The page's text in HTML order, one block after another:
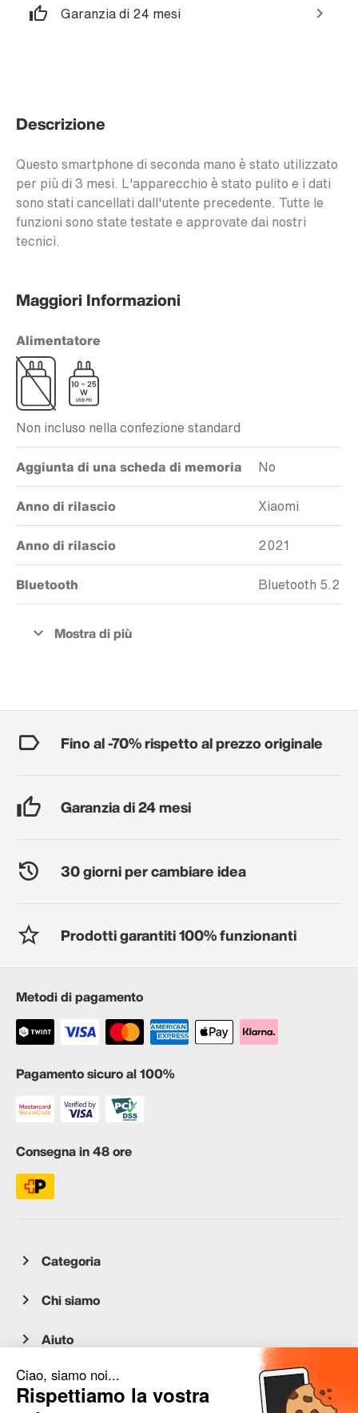
Garanzia di 24 mesi
Descrizione
Questo smartphone di seconda mano è stato utilizzato
per più di 3 mesi. L'apparecchio è stato pulito e i dati
sono stati cancellati dall'utente precedente. Tutte le
funzioni sono state testate e approvate dai nostri
tecnici.
Maggiori Informazioni
Alimentatore
Non incluso nella confezione standard
Aggiunta di una scheda di memoria No
Anno di rilascio Xiaomi
Anno di rilascio 2021
Bluetooth Bluetooth 5.2
Fino al -70% rispetto al prezzo originale
Garanzia di 24 mesi
30 giorni per cambiare idea
Prodotti garantiti 100% funzionanti
Metodi di pagamento
Pagamento sicuro al 100%
Consegna in 48 ore
Categoria
Chi siamo
Aiuto
Servizio clienti